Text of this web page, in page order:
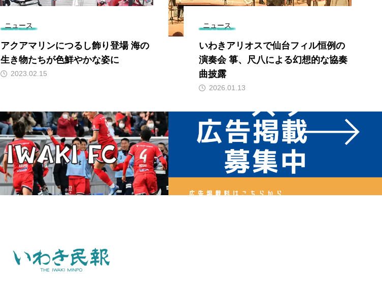
ニュース
アクアマリンにつるし飾り登場 海の
生き物たちが色鮮やかな姿に
2023.02.15
ニュース
いわきアリオスで仙台フィル恒例の
演奏会 箏、尺八による幻想的な協奏
曲披露
2026.01.13